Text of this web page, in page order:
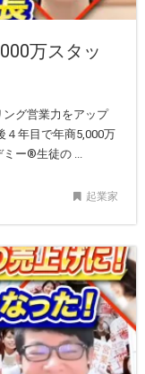
万スタッ
グ営業力をアップ
４年目で年商5,000万
ー®️生徒の ...
起業家